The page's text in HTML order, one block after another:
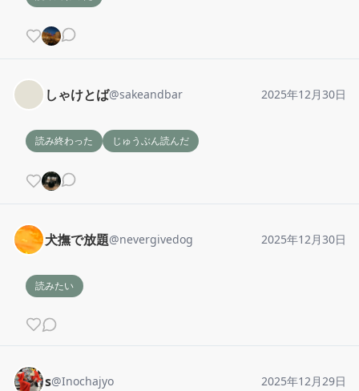
しゃけとば@sakeandbar 2025年12月30日
読み終わった じゅうぶん読んだ
犬撫で放題@nevergivedog 2025年12月30日
読みたい
s@Inochajyo 2025年12月29日